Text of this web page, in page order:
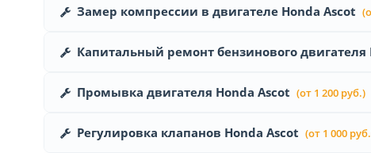
Замер компрессии в двигателе Honda Ascot
Капитальный ремонт бензинового двигателя
Промывка двигателя Honda Ascot (от 1 200 руб.)
Регулировка клапанов Honda Ascot (от 1 000